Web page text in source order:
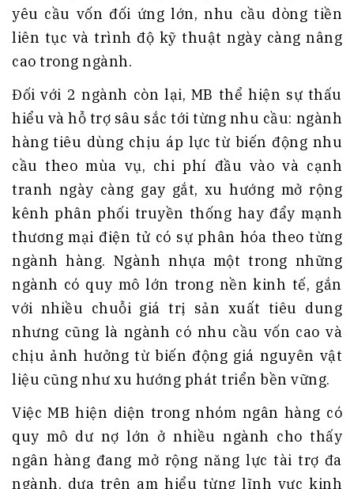
yêu cầu vốn đối ứng lớn, nhu cầu dòng tiền
liên tục và trình độ kỹ thuật ngày càng nâng
cao trong ngành.
Đối với 2 ngành còn lại, MB thể hiện sự thấu
hiểu và hỗ trợ sâu sắc tới từng nhu cầu: ngành
hàng tiêu dùng chịu áp lực từ biến động nhu
cầu theo mùa vụ, chi phí đầu vào và cạnh
tranh ngày càng gay gắt, xu hướng mở rộng
kênh phân phối truyền thống hay đẩy mạnh
thương mại điện tử có sự phân hóa theo từng
ngành hàng. Ngành nhựa một trong những
ngành có quy mô lớn trong nền kinh tế, gắn
với nhiều chuỗi giá trị sản xuất tiêu dung
nhưng cũng là ngành có nhu cầu vốn cao và
chịu ảnh hưởng từ biến động giá nguyên vật
liệu cũng như xu hướng phát triển bền vững.
Việc MB hiện diện trong nhóm ngân hàng có
quy mô dư nợ lớn ở nhiều ngành cho thấy
ngân hàng đang mở rộng năng lực tài trợ đa
ngành, dựa trên am hiểu từng lĩnh vực kinh